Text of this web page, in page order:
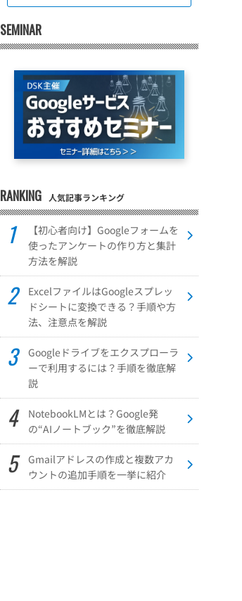
SEMINAR
RANKING 人気記事ランキング
【初心者向け】Googleフォームを
使ったアンケートの作り方と集計
方法を解説
ExcelファイルはGoogleスプレッ
ドシートに変換できる？手順や方
法、注意点を解説
Googleドライブをエクスプローラ
ーで利用するには？手順を徹底解
説
NotebookLMとは？Google発
の“AIノートブック”を徹底解説
Gmailアドレスの作成と複数アカ
ウントの追加手順を一挙に紹介